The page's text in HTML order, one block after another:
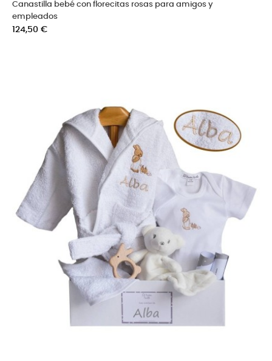
Canastilla bebé con florecitas rosas para amigos y
empleados
Precio
124,50 €